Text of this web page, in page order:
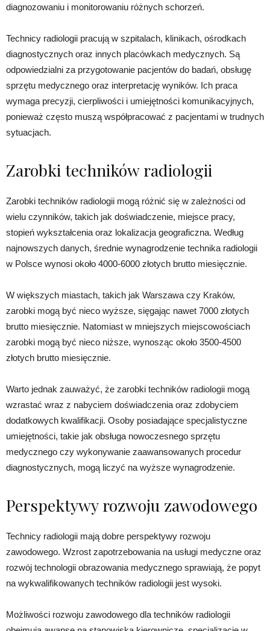
diagnozowaniu i monitorowaniu różnych schorzeń.
Technicy radiologii pracują w szpitalach, klinikach, ośrodkach
diagnostycznych oraz innych placówkach medycznych. Są
odpowiedzialni za przygotowanie pacjentów do badań, obsługę
sprzętu medycznego oraz interpretację wyników. Ich praca
wymaga precyzji, cierpliwości i umiejętności komunikacyjnych,
ponieważ często muszą współpracować z pacjentami w trudnych
sytuacjach.
Zarobki techników radiologii
Zarobki techników radiologii mogą różnić się w zależności od
wielu czynników, takich jak doświadczenie, miejsce pracy,
stopień wykształcenia oraz lokalizacja geograficzna. Według
najnowszych danych, średnie wynagrodzenie technika radiologii
w Polsce wynosi około 4000-6000 złotych brutto miesięcznie.
W większych miastach, takich jak Warszawa czy Kraków,
zarobki mogą być nieco wyższe, sięgając nawet 7000 złotych
brutto miesięcznie. Natomiast w mniejszych miejscowościach
zarobki mogą być nieco niższe, wynosząc około 3500-4500
złotych brutto miesięcznie.
Warto jednak zauważyć, że zarobki techników radiologii mogą
wzrastać wraz z nabyciem doświadczenia oraz zdobyciem
dodatkowych kwalifikacji. Osoby posiadające specjalistyczne
umiejętności, takie jak obsługa nowoczesnego sprzętu
medycznego czy wykonywanie zaawansowanych procedur
diagnostycznych, mogą liczyć na wyższe wynagrodzenie.
Perspektywy rozwoju zawodowego
Technicy radiologii mają dobre perspektywy rozwoju
zawodowego. Wzrost zapotrzebowania na usługi medyczne oraz
rozwój technologii obrazowania medycznego sprawiają, że popyt
na wykwalifikowanych techników radiologii jest wysoki.
Możliwości rozwoju zawodowego dla techników radiologii